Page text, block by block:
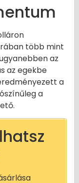
több mint
az
az egekbe
a
a